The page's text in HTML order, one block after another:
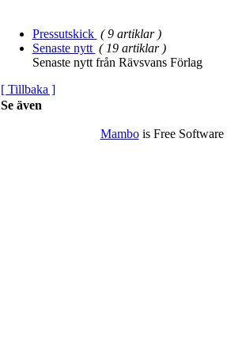
Pressutskick ( 9 artiklar )
Senaste nytt ( 19 artiklar )
Senaste nytt från Rävsvans Förlag
[ Tillbaka ]
Se även
Mambois Free Software